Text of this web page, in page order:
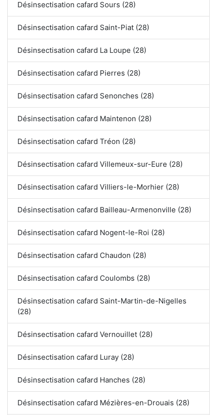
Désinsectisation cafard Sours (28)
Désinsectisation cafard Saint-Piat (28)
Désinsectisation cafard La Loupe (28)
Désinsectisation cafard Pierres (28)
Désinsectisation cafard Senonches (28)
Désinsectisation cafard Maintenon (28)
Désinsectisation cafard Tréon (28)
Désinsectisation cafard Villemeux-sur-Eure (28)
Désinsectisation cafard Villiers-le-Morhier (28)
Désinsectisation cafard Bailleau-Armenonville (28)
Désinsectisation cafard Nogent-le-Roi (28)
Désinsectisation cafard Chaudon (28)
Désinsectisation cafard Coulombs (28)
Désinsectisation cafard Saint-Martin-de-Nigelles
(28)
Désinsectisation cafard Vernouillet (28)
Désinsectisation cafard Luray (28)
Désinsectisation cafard Hanches (28)
Désinsectisation cafard Mézières-en-Drouais (28)